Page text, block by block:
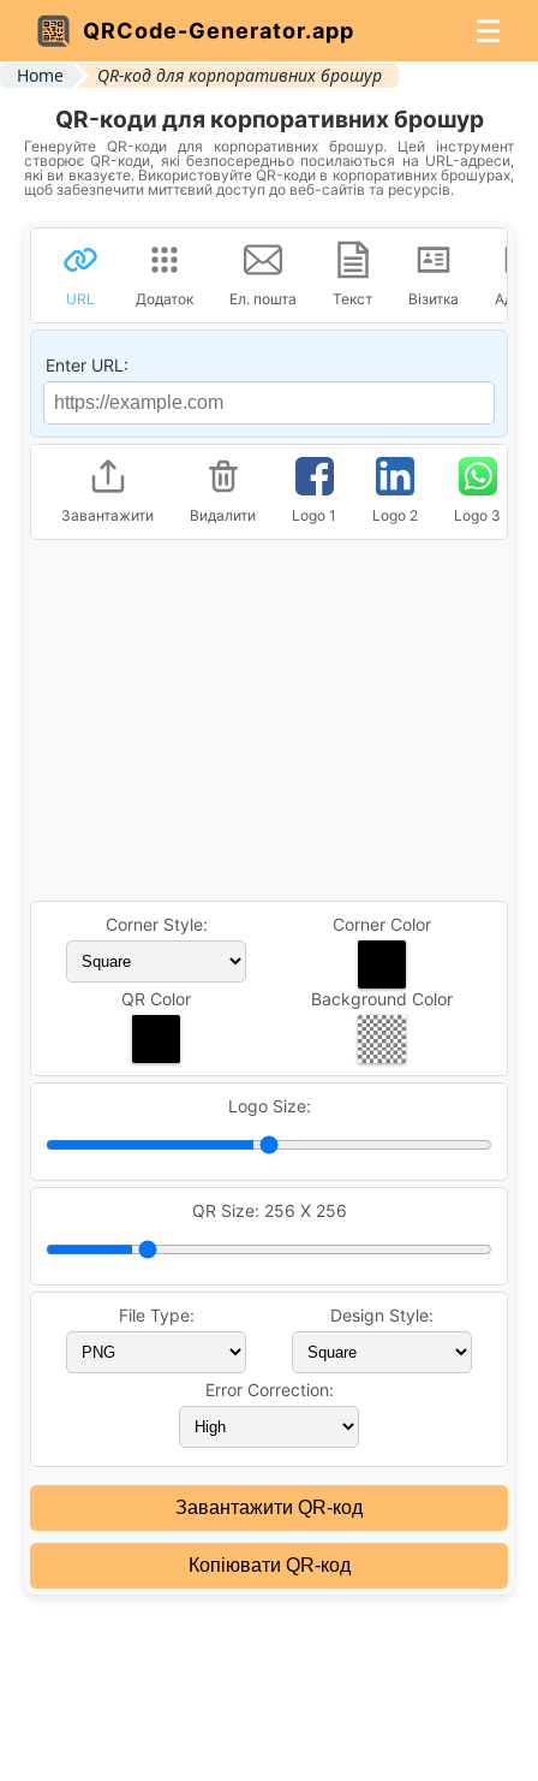
QRCode-Generator.app ☰
Home QR-код для корпоративних брошур
QR-коди для корпоративних брошур
Генеруйте QR-коди для корпоративних брошур. Цей інструмент
створює QR-коди, які безпосередньо посилаються на URL-адреси,
які ви вказуєте. Використовуйте QR-коди в корпоративних брошурах,
щоб забезпечити миттєвий доступ до веб-сайтів та ресурсів.
URL Додаток Ел. пошта Текст Візитка
Enter URL:
Завантажити Видалити Logo 1 Logo 2 Logo 3
Corner Style: Corner Color
QR Color Background Color
Logo Size:
QR Size: 256 X 256
File Type: Design Style:
Error Correction:
Завантажити QR-код
Копіювати QR-код